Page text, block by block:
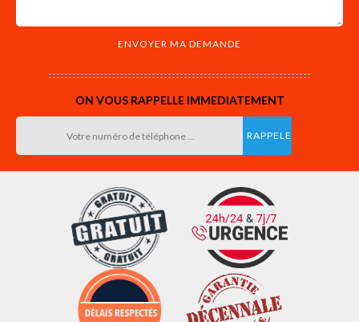
ON VOUS RAPPELLE IMMEDIATEMENT